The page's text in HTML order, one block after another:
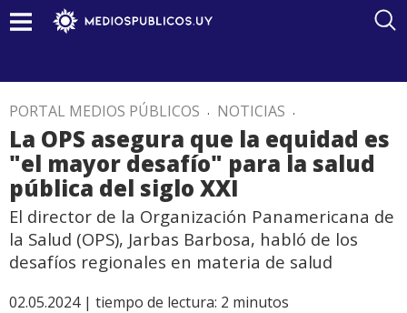
PORTAL MEDIOS PÚBLICOS . NOTICIAS .
La OPS asegura que la equidad es
"el mayor desafío" para la salud
pública del siglo XXI
El director de la Organización Panamericana de
la Salud (OPS), Jarbas Barbosa, habló de los
desafíos regionales en materia de salud
02.05.2024 | tiempo de lectura: 2 minutos